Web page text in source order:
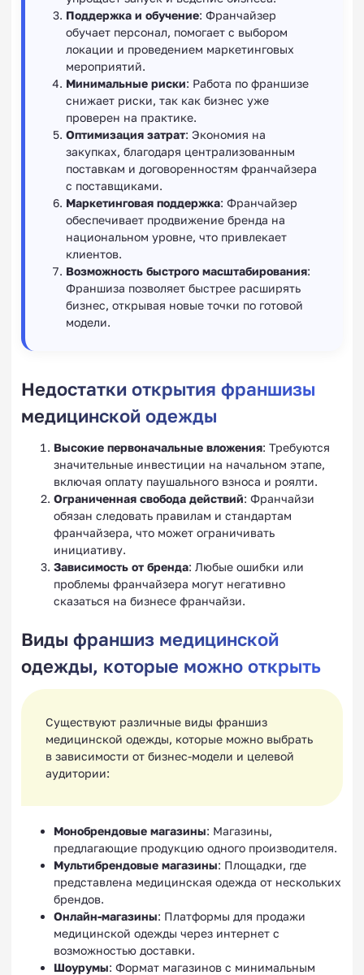
Поддержка и обучение: Франчайзер
обучает персонал, помогает с выбором
локации и проведением маркетинговых
мероприятий.
Минимальные риски: Работа по франшизе
снижает риски, так как бизнес уже
проверен на практике.
Оптимизация затрат: Экономия на
закупках, благодаря централизованным
поставкам и договоренностям франчайзера
с поставщиками.
Маркетинговая поддержка: Франчайзер
обеспечивает продвижение бренда на
национальном уровне, что привлекает
клиентов.
Возможность быстрого масштабирования:
Франшиза позволяет быстрее расширять
бизнес, открывая новые точки по готовой
модели.
Недостатки открытия франшизы
медицинской одежды
Высокие первоначальные вложения: Требуются
значительные инвестиции на начальном этапе,
включая оплату паушального взноса и роялти.
Ограниченная свобода действий: Франчайзи
обязан следовать правилам и стандартам
франчайзера, что может ограничивать
инициативу.
Зависимость от бренда: Любые ошибки или
проблемы франчайзера могут негативно
сказаться на бизнесе франчайзи.
Виды франшиз медицинской
одежды, которые можно открыть
Существуют различные виды франшиз
медицинской одежды, которые можно выбрать
в зависимости от бизнес-модели и целевой
аудитории:
Монобрендовые магазины: Магазины,
предлагающие продукцию одного производителя.
Мультибрендовые магазины: Площадки, где
представлена медицинская одежда от нескольких
брендов.
Онлайн-магазины: Платформы для продажи
медицинской одежды через интернет с
возможностью доставки.
Шоурумы: Формат магазинов с минимальным